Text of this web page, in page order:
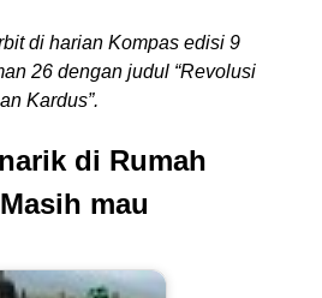
di harian Kompas edisi 9
26 dengan judul “Revolusi
Kardus”.
di Rumah
mau